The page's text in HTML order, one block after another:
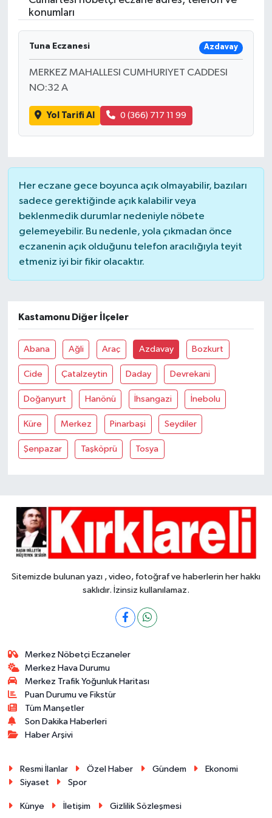
konumları
Tuna Eczanesi Azdavay
MERKEZ MAHALLESI CUMHURIYET CADDESI
NO:32 A
Yol Tarifi Al 0 (366) 717 11 99
Her eczane gece boyunca açık olmayabilir, bazıları
sadece gerektiğinde açık kalabilir veya
beklenmedik durumlar nedeniyle nöbete
gelemeyebilir. Bu nedenle, yola çıkmadan önce
eczanenin açık olduğunu telefon aracılığıyla teyit
etmeniz iyi bir fikir olacaktır.
Kastamonu Diğer İlçeler
Abana Ağli Araç Azdavay Bozkurt
Cide Çatalzeytin Daday Devrekani
Doğanyurt Hanönü İhsangazi İnebolu
Küre Merkez Pinarbaşi Seydiler
Şenpazar Taşköprü Tosya
Sitemizde bulunan yazı , video, fotoğraf ve haberlerin her hakkı
saklıdır. İzinsiz kullanılamaz.
Merkez Nöbetçi Eczaneler
Merkez Hava Durumu
Merkez Trafik Yoğunluk Haritası
Puan Durumu ve Fikstür
Tüm Manşetler
Son Dakika Haberleri
Haber Arşivi
Resmi İlanlar Özel Haber Gündem
Ekonomi
Siyaset
Spor
Künye İletişim Gizlilik Sözleşmesi